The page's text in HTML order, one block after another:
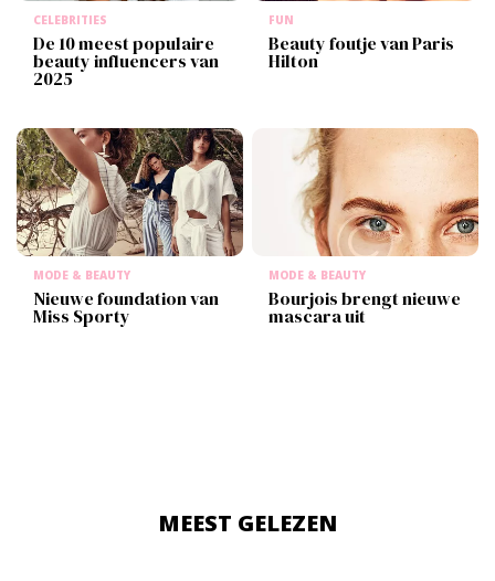
CELEBRITIES
De 10 meest populaire
beauty influencers van
2025
FUN
Beauty foutje van Paris
Hilton
MODE & BEAUTY
Nieuwe foundation van
Miss Sporty
MODE & BEAUTY
Bourjois brengt nieuwe
mascara uit
MEEST GELEZEN